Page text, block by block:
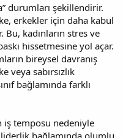
durumları şekillendirir.
erkekler için daha kabul
kadınların stres ve
hissetmesine yol açar.
bireysel davranış
veya sabırsızlık
bağlamında farklı
iş temposu nedeniyle
liderlik bağlamında olumlu